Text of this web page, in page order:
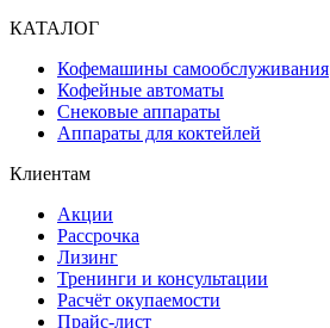
КАТАЛОГ
Кофемашины самообслуживания
Кофейные автоматы
Снековые аппараты
Аппараты для коктейлей
Клиентам
Акции
Рассрочка
Лизинг
Тренинги и консультации
Расчёт окупаемости
Прайс-лист